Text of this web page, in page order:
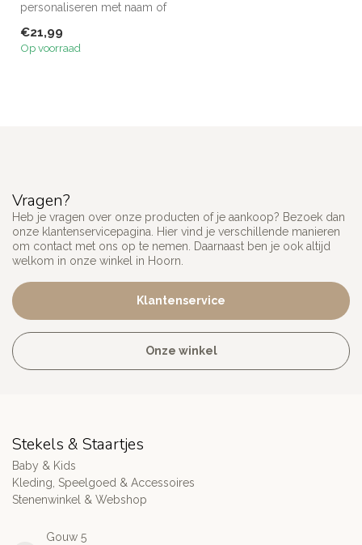
personaliseren met naam of
extra.
Zie fo...
€21,99
Op voorraad
Vragen?
Heb je vragen over onze producten of je aankoop? Bezoek dan
onze klantenservicepagina. Hier vind je verschillende manieren
om contact met ons op te nemen. Daarnaast ben je ook altijd
welkom in onze winkel in Hoorn.
Klantenservice
Onze winkel
Stekels & Staartjes
Baby & Kids
Kleding, Speelgoed & Accessoires
Stenenwinkel & Webshop
Gouw 5